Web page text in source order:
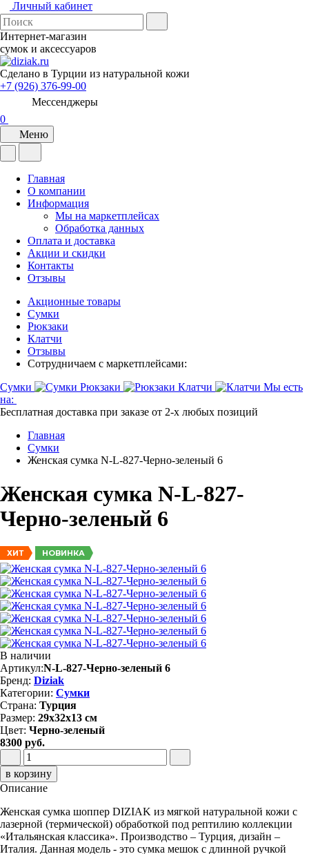
Личный кабинет
Интернет-магазин
сумок и аксессуаров
Сделано в Турции из натуральной кожи
+7 (926) 376-99-00
Мессенджеры
0
Меню
Главная
О компании
Информация
Мы на маркетплейсах
Обработка данных
Оплата и доставка
Акции и скидки
Контакты
Отзывы
Акционные товары
Сумки
Рюкзаки
Клатчи
Отзывы
Сотрудничаем с маркетплейсами:
Сумки
Рюкзаки Клатчи
Мы есть
на:
Бесплатная доставка при заказе от 2-х любых позиций
Главная
Сумки
Женская сумка N-L-827-Черно-зеленый 6
Женская сумка N-L-827-
Черно-зеленый 6
ХИТ НОВИНКА
В наличии
Артикул:N-L-827-Черно-зеленый 6
Бренд: Diziak
Категории: Сумки
Страна: Турция
Размер: 29x32x13 см
Цвет: Черно-зеленый
8300 руб.
в корзину
Описание
Женская сумка шоппер DIZIAK из мягкой натуральной кожи с
лазерной (термической) обработкой под рептилию коллекции
«Итальянская классика». Производство – Турция, дизайн –
Италия. Данная модель - это сумка мешок с длинной ручкой